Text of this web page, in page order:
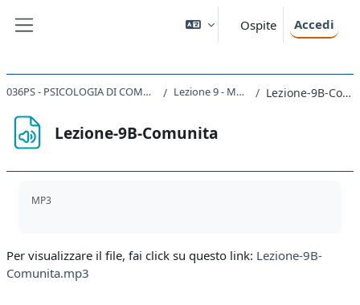
Ospite Accedi
036PS - PSICOLOGIA DI COMUNITA' 2019 Lezione 9 - Marchetti Lezione-9B-Comunita
Lezione-9B-Comunita
MP3
Per visualizzare il file, fai click su questo link: Lezione-9B-
Comunita.mp3